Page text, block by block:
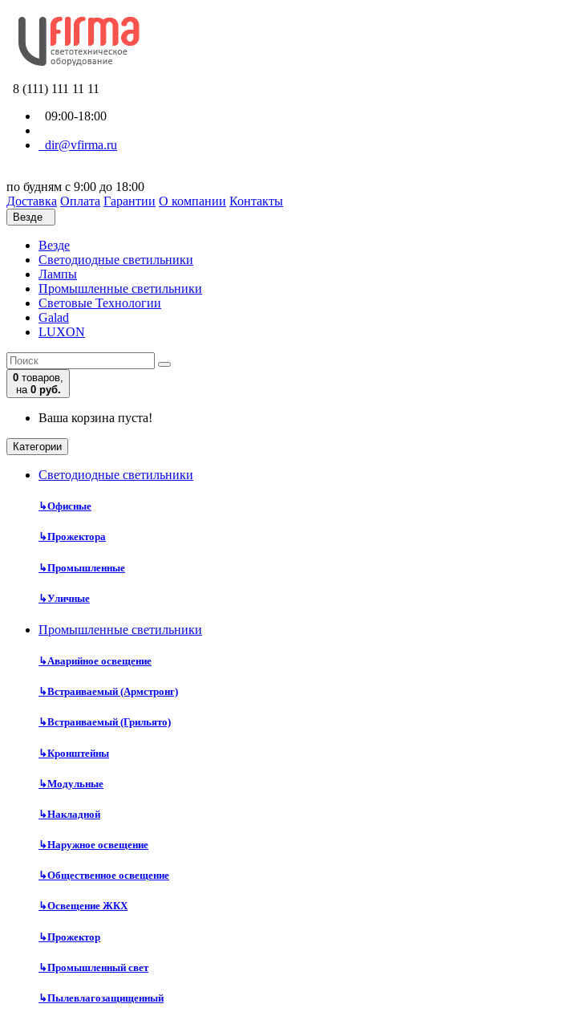
8 (111) 111 11 11
09:00-18:00
dir@vfirma.ru
по будням с 9:00 до 18:00
Доставка Оплата Гарантии О компании Контакты
Везде
Везде
Cветодиодные светильники
Лампы
Промышленные светильники
Световые Технологии
Galad
LUXON
0 товаров,
на 0 руб.
Ваша корзина пуста!
Категории
Cветодиодные светильники
↳Офисные
↳Прожектора
↳Промышленные
↳Уличные
Промышленные светильники
↳Аварийное освещение
↳Встраиваемый (Армстронг)
↳Встраиваемый (Грильято)
↳Кронштейны
↳Модульные
↳Накладной
↳Наружное освещение
↳Общественное освещение
↳Освещение ЖКХ
↳Прожектор
↳Промышленный свет
↳Пылевлагозащищенный